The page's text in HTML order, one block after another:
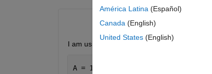
I am using Matlab 2023a and trying to use
A = 1:5;
América Latina (Español)
Canada (English)
United States (English)